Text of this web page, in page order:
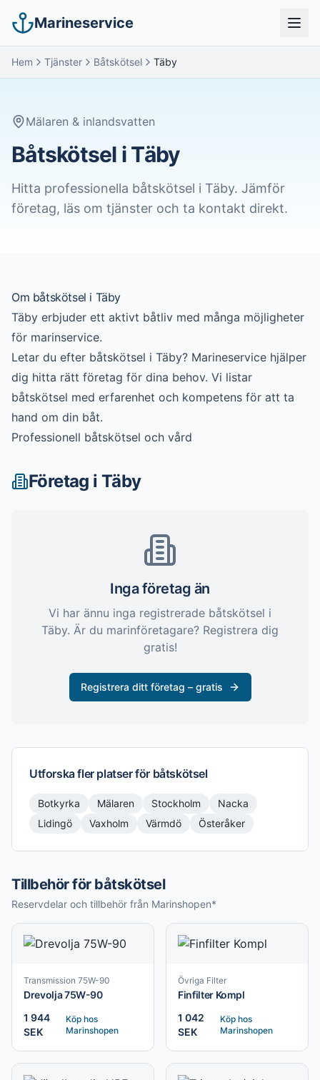
Marineservice
Hem Tjänster Båtskötsel Täby
Mälaren & inlandsvatten
Båtskötsel i Täby
Hitta professionella båtskötsel i Täby. Jämför
företag, läs om tjänster och ta kontakt direkt.
Om båtskötsel i Täby
Täby erbjuder ett aktivt båtliv med många möjligheter
för marinservice.
Letar du efter båtskötsel i Täby? Marineservice hjälper
dig hitta rätt företag för dina behov. Vi listar
båtskötsel med erfarenhet och kompetens för att ta
hand om din båt.
Professionell båtskötsel och vård
Företag iTäby
Inga företag än
Vi har ännu inga registrerade båtskötsel i
Täby. Är du marinföretagare? Registrera dig
gratis!
Registrera ditt företag – gratis
Utforska fler platser för båtskötsel
Botkyrka Mälaren Stockholm
Nacka
Lidingö
Vaxholm Värmdö Österåker
Tillbehör för båtskötsel
Reservdelar och tillbehör från Marinshopen*
Transmission 75W-90
Drevolja 75W-90
1 944
SEK
Köp hos
Marinshopen
Övriga Filter
Finfilter Kompl
1 042
SEK
Köp hos
Marinshopen